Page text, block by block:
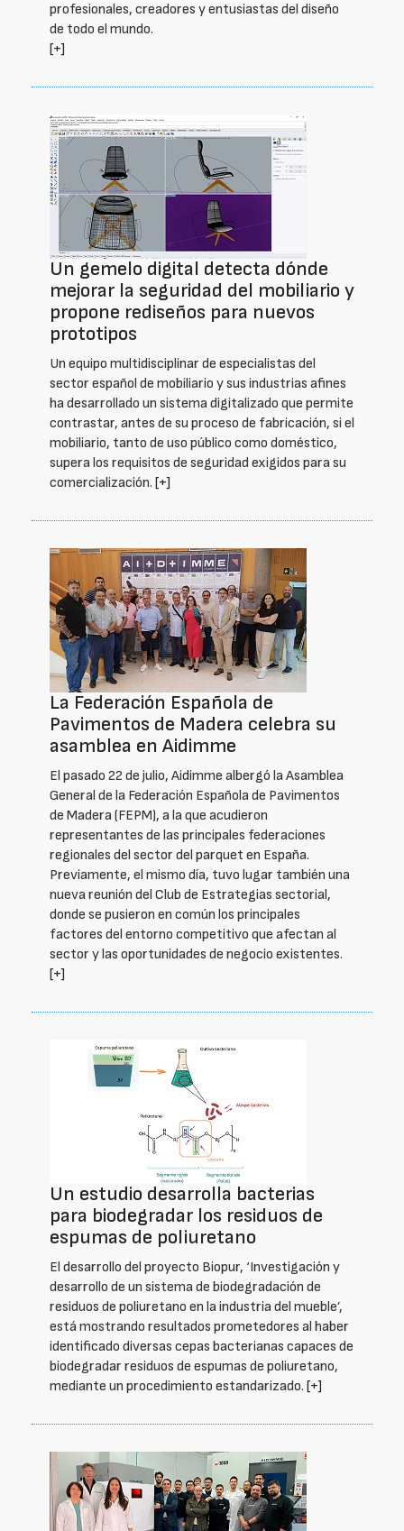
profesionales, creadores y entusiastas del diseño
de todo el mundo.
[+]
Un gemelo digital detecta dónde
mejorar la seguridad del mobiliario y
propone rediseños para nuevos
prototipos
Un equipo multidisciplinar de especialistas del
sector español de mobiliario y sus industrias afines
ha desarrollado un sistema digitalizado que permite
contrastar, antes de su proceso de fabricación, si el
mobiliario, tanto de uso público como doméstico,
supera los requisitos de seguridad exigidos para su
comercialización. [+]
La Federación Española de
Pavimentos de Madera celebra su
asamblea en Aidimme
El pasado 22 de julio, Aidimme albergó la Asamblea
General de la Federación Española de Pavimentos
de Madera (FEPM), a la que acudieron
representantes de las principales federaciones
regionales del sector del parquet en España.
Previamente, el mismo día, tuvo lugar también una
nueva reunión del Club de Estrategias sectorial,
donde se pusieron en común los principales
factores del entorno competitivo que afectan al
sector y las oportunidades de negocio existentes.
[+]
Un estudio desarrolla bacterias
para biodegradar los residuos de
espumas de poliuretano
El desarrollo del proyecto Biopur, ‘Investigación y
desarrollo de un sistema de biodegradación de
residuos de poliuretano en la industria del mueble’,
está mostrando resultados prometedores al haber
identificado diversas cepas bacterianas capaces de
biodegradar residuos de espumas de poliuretano,
mediante un procedimiento estandarizado. [+]